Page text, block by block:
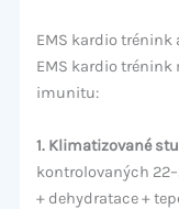
EMS kardio
EMS kardio trénink
imunitu:
1. Klimatizované
kontrolovaných
+ dehydratace +